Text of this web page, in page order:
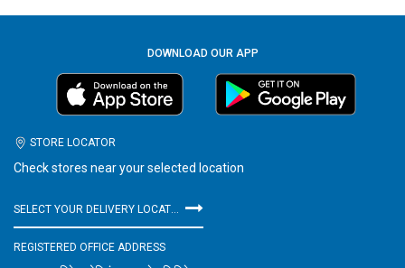
DOWNLOAD OUR APP
STORE LOCATOR
Check stores near your selected location
SELECT YOUR DELIVERY LOCATION
REGISTERED OFFICE ADDRESS